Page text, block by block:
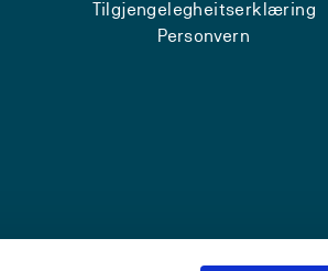
Tilgjengelegheitserklæring
Personvern